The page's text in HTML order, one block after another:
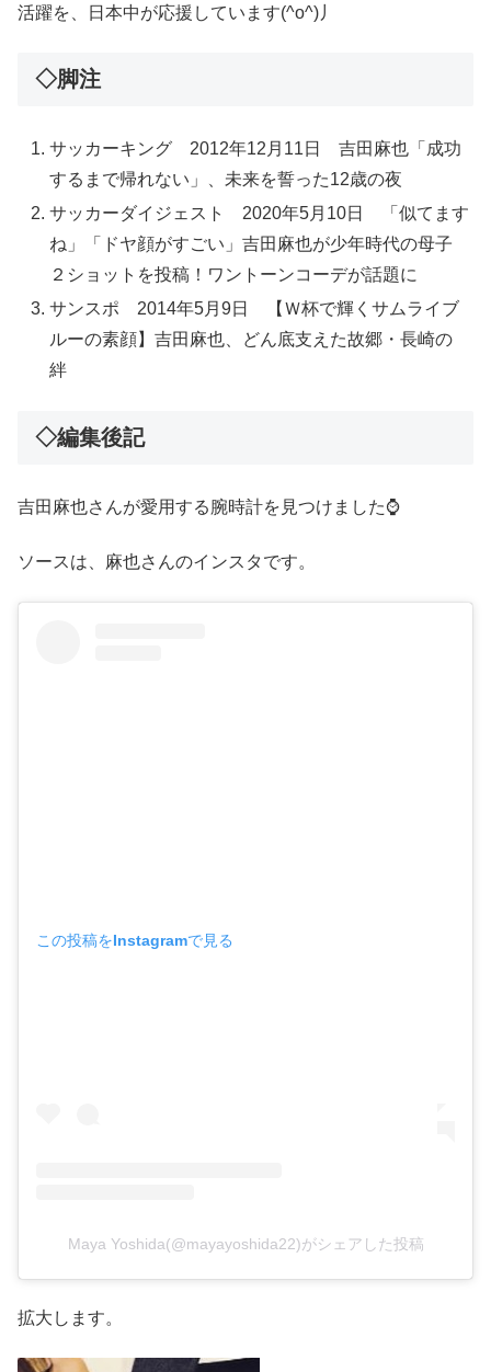
活躍を、日本中が応援しています(^o^)丿
◇脚注
サッカーキング 2012年12月11日 吉田麻也「成功
するまで帰れない」、未来を誓った12歳の夜
サッカーダイジェスト 2020年5月10日 「似てます
ね」「ドヤ顔がすごい」吉田麻也が少年時代の母子
２ショットを投稿！ワントーンコーデが話題に
サンスポ 2014年5月9日 【Ｗ杯で輝くサムライブ
ルーの素顔】吉田麻也、どん底支えた故郷・長崎の
絆
◇編集後記
吉田麻也さんが愛用する腕時計を見つけました⌚
ソースは、麻也さんのインスタです。
この投稿をInstagramで見る
Maya Yoshida(@mayayoshida22)がシェアした投稿
拡大します。